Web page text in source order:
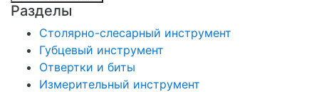
Разделы
Столярно-слесарный инструмент
Губцевый инструмент
Отвертки и биты
Измерительный инструмент